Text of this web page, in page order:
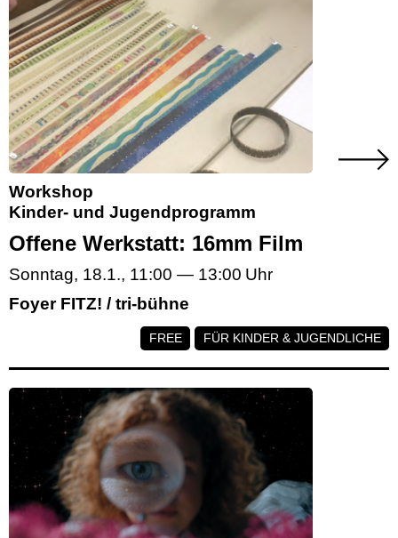
Workshop
Kinder- und Jugendprogramm
Offene Werkstatt: 16mm Film
Sonntag, 18.1., 11:00 — 13:00
Foyer FITZ! / tri-bühne
FREE FÜR KINDER & JUGENDLICHE